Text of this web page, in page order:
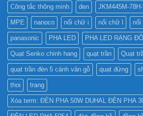
Công tắc thông minh den JKM445M-
MPE nanoco nối chữ i nối chữ l
panasonic PHA LED PHA LED RẠNG
Quạt Senko chinh hang quạt trần Quạt
quạt trần đèn 5 cánh vân gỗ quạt đứng
thoi trang
Xóa term: ĐÈN PHA 50W DUHAL ĐÈN PHA